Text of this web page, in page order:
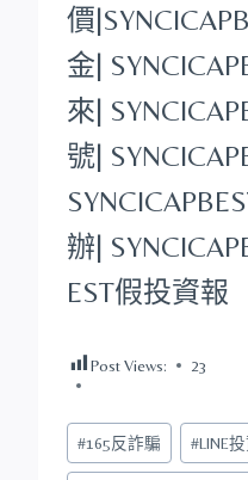
價|
金|
來|
號|
辦|
EST假投資報
Post Views: 23
Post
Tags:
#165反詐騙 #LINE